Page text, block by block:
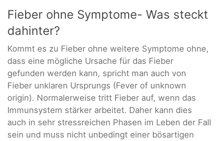
Fieber ohne Symptome- Was steckt
dahinter?
Kommt es zu Fieber ohne weitere Symptome ohne,
dass eine mögliche Ursache für das Fieber
gefunden werden kann, spricht man auch von
Fieber unklaren Ursprungs (Fever of unknown
origin). Normalerweise tritt Fieber auf, wenn das
Immunsystem stärker arbeitet. Daher kann dies
auch in sehr stressreichen Phasen im Leben der Fall
sein und muss nicht unbedingt einer bösartigen